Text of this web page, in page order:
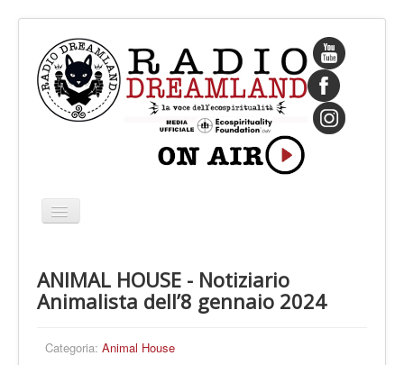
Cambia
navigazione
CHI SIAMO
IL FONDATORE
PROGRAMMI
ANIMAL HOUSE - Notiziario
Animalista dell’8 gennaio 2024
Categoria: Animal House